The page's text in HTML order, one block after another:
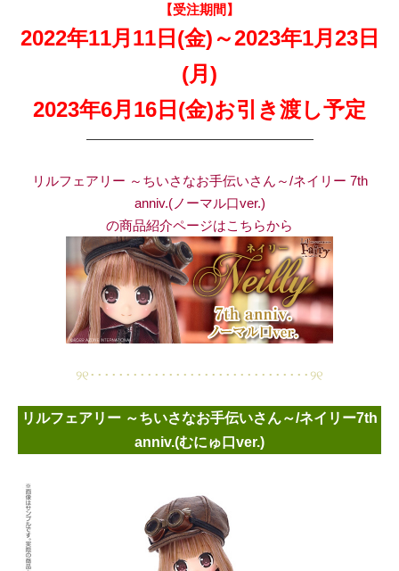
【受注期間】
2022年11月11日(金)～2023年1月23日
(月)
2023年6月16日(金)お引き渡し予定
—————————————————
リルフェアリー ～ちいさなお手伝いさん～/ネイリー 7th
anniv.(ノーマル口ver.)
の商品紹介ページはこちらから
୨୧･･･････････････････････････････୨୧
リルフェアリー ～ちいさなお手伝いさん～/ネイリー7th
anniv.(むにゅ口ver.)